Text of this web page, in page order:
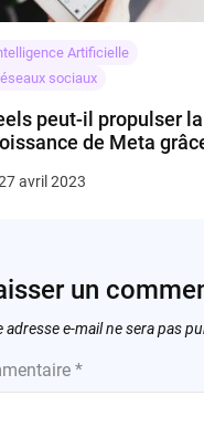
Artificielle
sociaux
peut-il propulser la
de Meta
?
avril 2023
un
adresse e-mail ne sera pas
*